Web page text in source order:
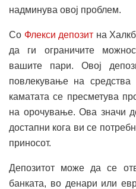
надминува овој проблем.
Со Флекси депозит на
да ги ограничите
вашите пари. Овој
повлекување на
каматата се пресметува
на орочување. Ова значи
достапни кога ви се
приносот.
Депозитот може да се
банката, во денари или